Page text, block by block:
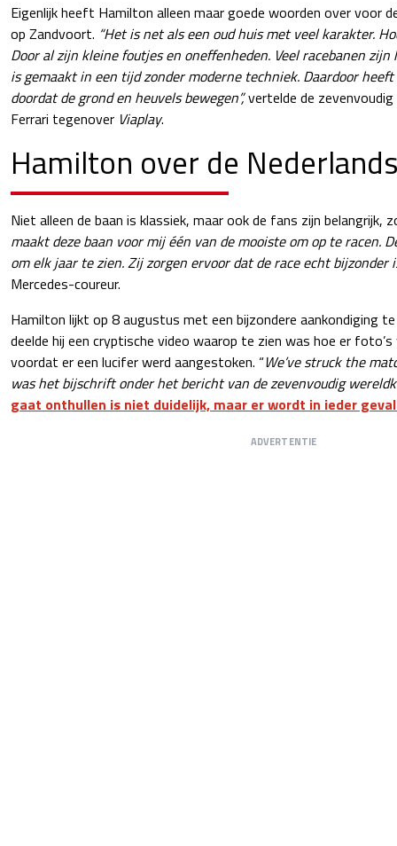
Eigenlijk heeft Hamilton alleen maar goede woorden over voor
op Zandvoort. “Het is net als een oud huis met veel karakter.
Door al zijn kleine foutjes en oneffenheden. Veel racebanen zijn
is gemaakt in een tijd zonder moderne techniek. Daardoor
doordat de grond en heuvels bewegen”,vertelde de zevenvoudig
Ferrari tegenover Viaplay.
Hamilton over de
Niet alleen de baan is klassiek, maar ook de fans zijn belangrijk,
maakt deze baan voor mij één van de mooiste om op te racen.
om elk jaar te zien. Zij zorgen ervoor dat de race echt bijzonder
Mercedes-coureur.
Hamilton lijkt op 8 augustus met een bijzondere aankondiging
deelde hij een cryptische video waarop te zien was hoe er
voordat er een lucifer werd aangestoken. “We’ve struck the
was het bijschrift onder het bericht van de zevenvoudig
gaat onthullen is niet duidelijk, maar er wordt in ieder
ADVERTENTIE